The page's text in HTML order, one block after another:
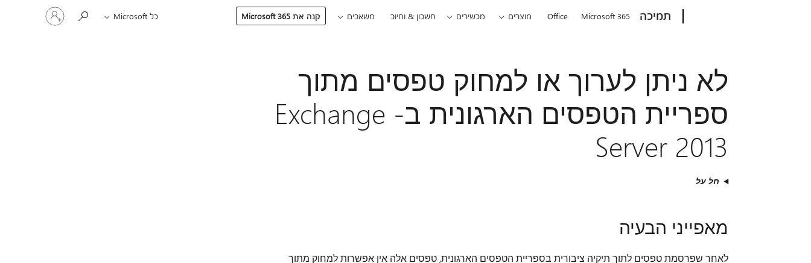
תמיכה Microsoft 365
Office מוצרים מכשירים חשבון & וחיוב משאבים קנה את Microsoft 365 כל Microsoft
היכנס
לחשבון
שלך
לא ניתן לערוך או למחוק טפסים מתוך
ספריית הטפסים הארגונית ב- Exchange
Server 2013
חל על
מאפייני הבעיה
לאחר שפרסמת טפסים לתוך תיקיה ציבורית בספריית הטפסים הארגונית, טפסים אלה אין אפשרות למחוק מתוך